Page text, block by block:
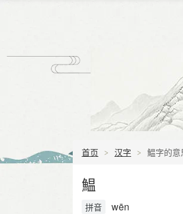
首页 汉字 鰛字的意
鰛
拼音 wēn